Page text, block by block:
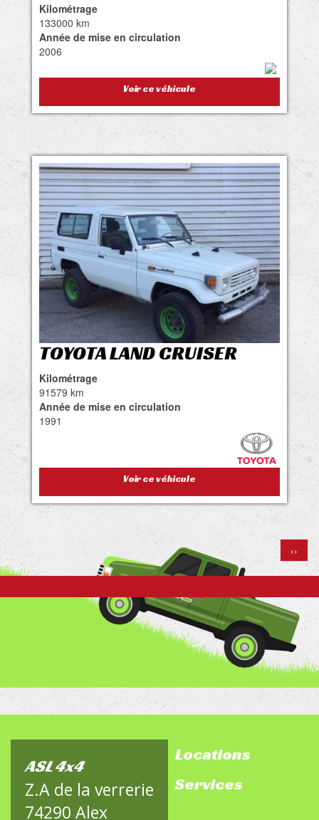
Kilométrage
133000 km
Année de mise en circulation
2006
Voir ce véhicule
TOYOTA LAND CRUISER
Kilométrage
91579 km
Année de mise en circulation
1991
Voir ce véhicule
Pagination
Page
››
ASL 4x4
Z.A de la verrerie
74290 Alex
footer-
sitemap
Locations
Services